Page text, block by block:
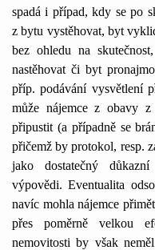
spadá i případ, kdy se po
z bytu vystěhovat, byt
bez ohledu na
nastěhovat či byt
příp. podávání vysvětlení
může nájemce z obavy
připustit (a případně se
přičemž by protokol, resp.
jako dostatečný
výpovědi. Eventualita
navíc mohla nájemce
přes poměrně velkou
nemovitosti by však